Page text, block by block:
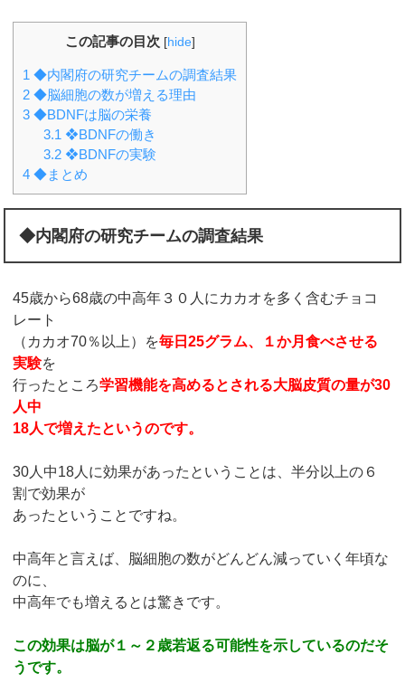
この記事の目次 [hide]
1 ◆内閣府の研究チームの調査結果
2 ◆脳細胞の数が増える理由
3 ◆BDNFは脳の栄養
3.1 ❖BDNFの働き
3.2 ❖BDNFの実験
4 ◆まとめ
◆内閣府の研究チームの調査結果
45歳から68歳の中高年３０人にカカオを多く含むチョコ
レート
（カカオ70％以上）を毎日25グラム、１か月食べさせる
実験を
行ったところ学習機能を高めるとされる大脳皮質の量が30
人中
18人で増えたというのです。
30人中18人に効果があったということは、半分以上の６
割で効果が
あったということですね。
中高年と言えば、脳細胞の数がどんどん減っていく年頃な
のに、
中高年でも増えるとは驚きです。
この効果は脳が１～２歳若返る可能性を示しているのだそ
うです。